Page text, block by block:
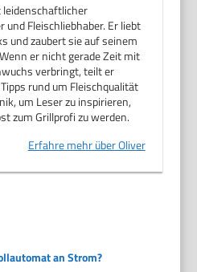
leidenschaftlicher
und Fleischliebhaber. Er liebt
und zaubert sie auf seinem
er nicht gerade Zeit mit
verbringt, teilt er
rund um Fleischqualität
um Leser zu inspirieren,
zum Grillprofi zu werden.
Erfahre mehr über Oliver
an Strom?